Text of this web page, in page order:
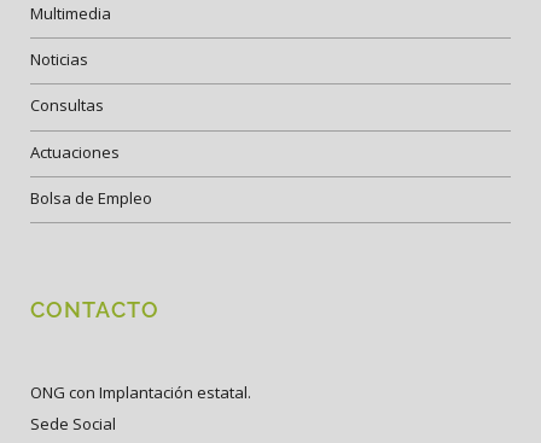
Multimedia
Noticias
Consultas
Actuaciones
Bolsa de Empleo
CONTACTO
ONG con Implantación estatal.
Sede Social